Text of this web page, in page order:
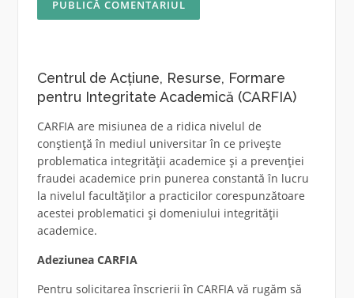
Centrul de Acțiune, Resurse, Formare
pentru Integritate Academică (CARFIA)
CARFIA are misiunea de a ridica nivelul de
conștiență în mediul universitar în ce privește
problematica integrității academice și a prevenției
fraudei academice prin punerea constantă în lucru
la nivelul facultăților a practicilor corespunzătoare
acestei problematici și domeniului integrității
academice.
Adeziunea CARFIA
Pentru solicitarea înscrierii în CARFIA vă rugăm să